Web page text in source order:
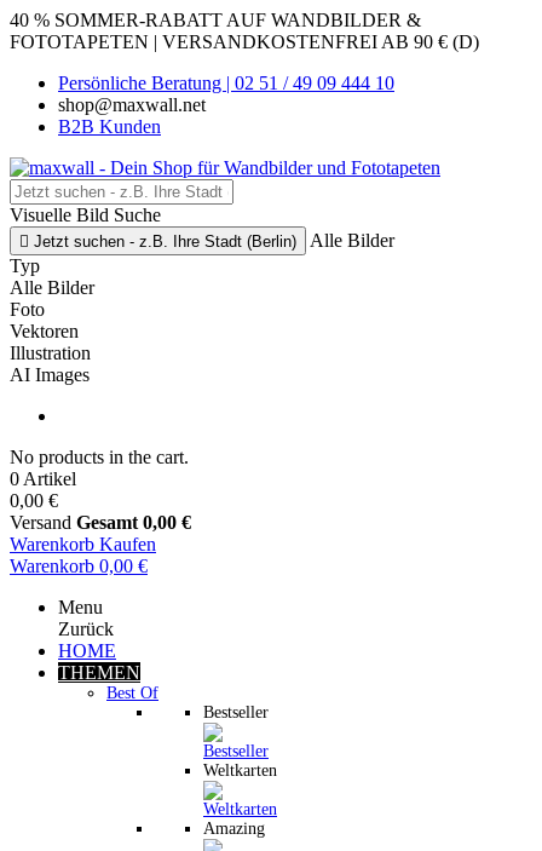
40 % SOMMER-RABATT AUF WANDBILDER &
FOTOTAPETEN | VERSANDKOSTENFREI AB 90 € (D)
Persönliche Beratung | 02 51 / 49 09 444 10
shop@maxwall.net
B2B Kunden
Visuelle Bild Suche
 Jetzt suchen - z.B. Ihre Stadt (Berlin)
Alle Bilder
Typ
Alle Bilder
Foto
Vektoren
Illustration
AI Images
No products in the cart.
0 Artikel
0,00 €
Versand Gesamt 0,00 €
Warenkorb Kaufen
Warenkorb 0,00 €
Menu
Zurück
HOME
THEMEN
Best Of
Bestseller
Weltkarten
Amazing